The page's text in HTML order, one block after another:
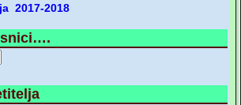
2017-2018